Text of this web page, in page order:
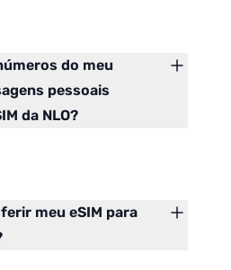
do meu
pessoais
da NLO?
meu eSIM para